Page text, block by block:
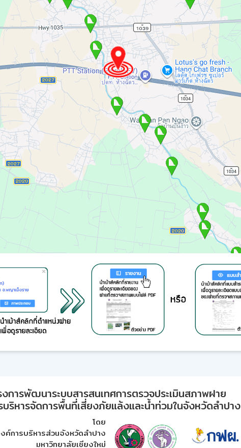
งการพัฒนาระบบสารสนเทศการตรวจประเมินสภาพฝาย
บริหารจัดการพื้นที่เสี่ยงภัยแล้งและน้ำท่วมในจังหวัดลำปาง
โดย
ค์การบริหารส่วนจังหวัดลำปาง
มหาวิทยาลัยเชียงใหม่